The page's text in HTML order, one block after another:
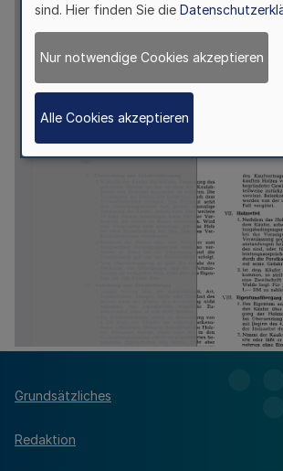
Grundsätzliches
Redaktion
sind. Hier finden Sie die
Nur notwendige Cookies akzeptieren
Alle Cookies akzeptieren